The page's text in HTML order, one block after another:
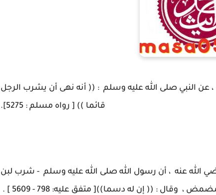
النبي صلى الله عليه وسلم : (( أنه نهى أن يشرب الرجل
قائما )) [ رواه مسلم : 5275].
الله عنه ، أن رسول الله صلى الله عليه وسلم - شرب لبن
، وقال : (( إن له دسما))[ متفق عليه: 798 - 5609 ] .